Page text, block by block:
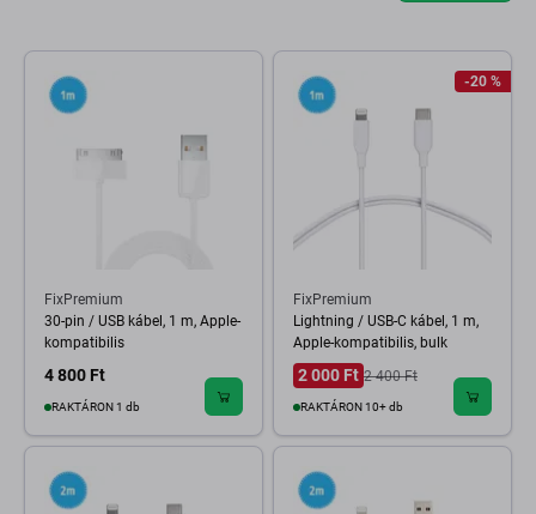
FixPremium
30-pin / USB kábel, 1 m, Apple-
kompatibilis
4 800 Ft
RAKTÁRON 1 db
-20 %
FixPremium
Lightning / USB-C kábel, 1 m,
Apple-kompatibilis, bulk
2 000 Ft 2 400 Ft
RAKTÁRON 10+ db